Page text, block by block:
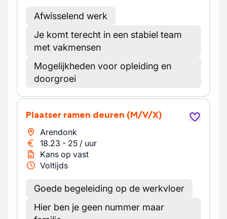
Afwisselend werk
Je komt terecht in een stabiel team
met vakmensen
Mogelijkheden voor opleiding en
doorgroei
Plaatser ramen deuren (M/V/X)
Arendonk
18.23 - 25 / uur
Kans op vast
Voltijds
Goede begeleiding op de werkvloer
Hier ben je geen nummer maar